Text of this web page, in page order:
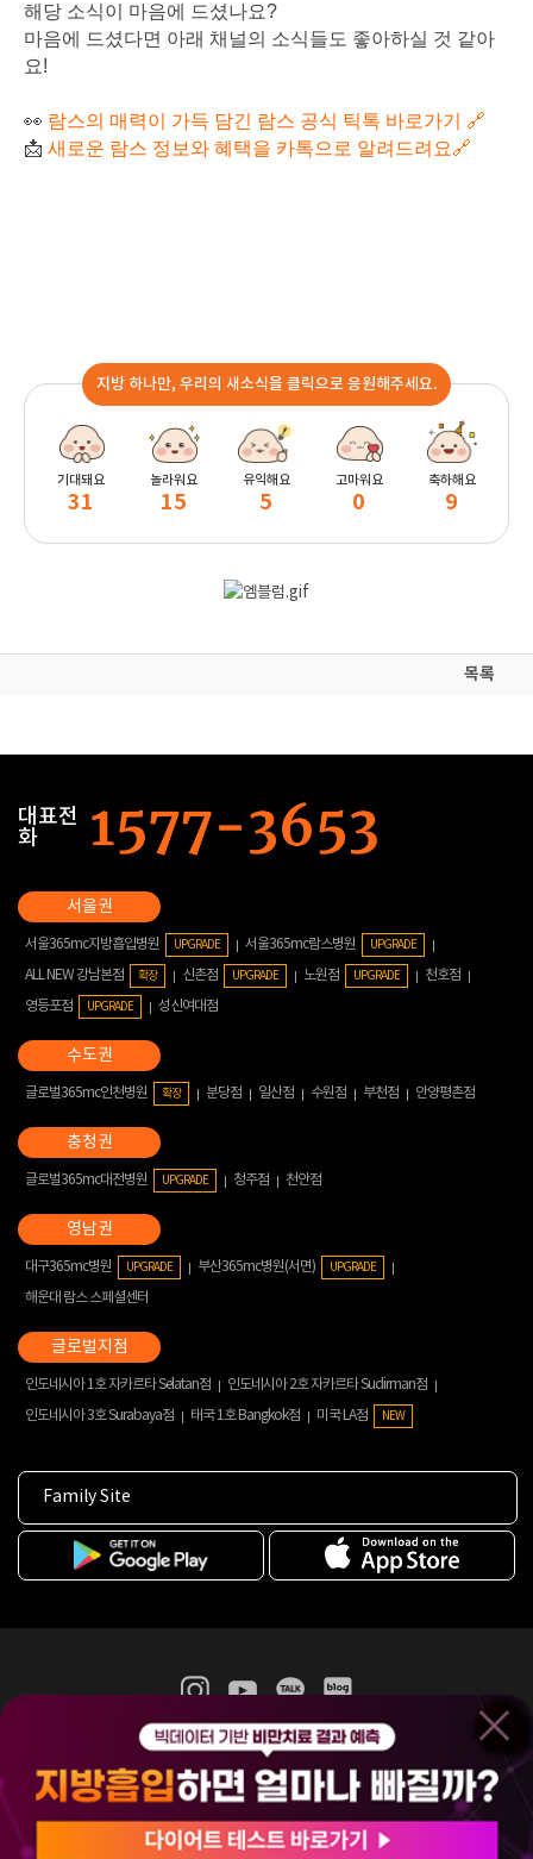
해당 소식이 마음에 드셨나요?
마음에 드셨다면 아래 채널의 소식들도 좋아하실 것 같아
요!
👀 람스의 매력이 가득 담긴 람스 공식 틱톡 바로가기 🔗
📩 새로운 람스 정보와 혜택을 카톡으로 알려드려요🔗
지방 하나만, 우리의 새소식을 클릭으로 응원해주세요.
기대돼요
31
놀라워요
15
유익해요
5
고마워요
0
축하해요
9
목록
대표전
화
서울365mc지방흡입병원 UPGRADE 서울365mc람스병원 UPGRADE
ALL NEW 강남본점 확장 신촌점 UPGRADE 노원점 UPGRADE
천호점
영등포점
UPGRADE 성신여대점
글로벌365mc인천병원 확장 분당점 일산점 수원점 부천점 안양평촌점
글로벌365mc대전병원 UPGRADE 청주점 천안점
대구365mc병원 UPGRADE 부산365mc병원(서면) UPGRADE
해운대 람스 스페셜센터
인도네시아 1호 자카르타 Selatan점
인도네시아 2호 자카르타 Sudirman점
인도네시아 3호 Surabaya점
태국 1호 Bangkok점 미국 LA점 NEW
Family Site
365mc 병·의원 이용약관
홈페이지 이용약관
비급여진료수가
(주)365mcㅣ서울특별시 서초구 서초대로52길 7, 3~4층(서초동, 제일빌딩)
120-87-04354ㅣ김남철